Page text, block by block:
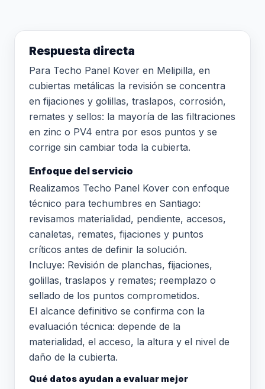
Respuesta directa
Para Techo Panel Kover en Melipilla, en
cubiertas metálicas la revisión se concentra
en fijaciones y golillas, traslapos, corrosión,
remates y sellos: la mayoría de las filtraciones
en zinc o PV4 entra por esos puntos y se
corrige sin cambiar toda la cubierta.
Enfoque del servicio
Realizamos Techo Panel Kover con enfoque
técnico para techumbres en Santiago:
revisamos materialidad, pendiente, accesos,
canaletas, remates, fijaciones y puntos
críticos antes de definir la solución.
Incluye: Revisión de planchas, fijaciones,
golillas, traslapos y remates; reemplazo o
sellado de los puntos comprometidos.
El alcance definitivo se confirma con la
evaluación técnica: depende de la
materialidad, el acceso, la altura y el nivel de
daño de la cubierta.
Qué datos ayudan a evaluar mejor